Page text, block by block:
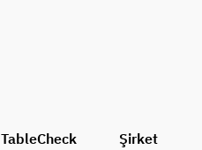
TableCheck Şirket